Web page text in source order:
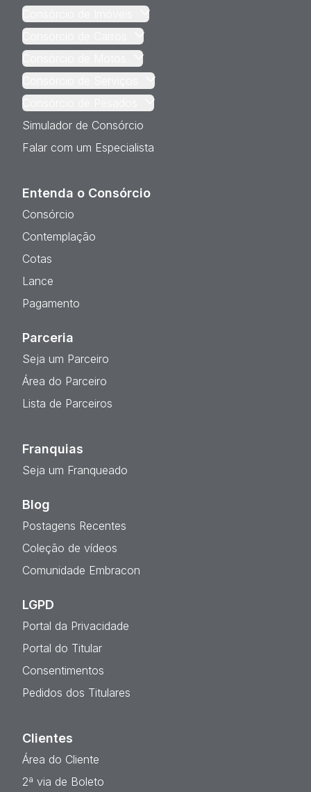
Simulador de Consórcio
Falar com um Especialista
Entenda o Consórcio
Consórcio
Contemplação
Cotas
Lance
Pagamento
Parceria
Seja um Parceiro
Área do Parceiro
Lista de Parceiros
Franquias
Seja um Franqueado
Blog
Postagens Recentes
Coleção de vídeos
Comunidade Embracon
LGPD
Portal da Privacidade
Portal do Titular
Consentimentos
Pedidos dos Titulares
Clientes
Área do Cliente
2ª via de Boleto